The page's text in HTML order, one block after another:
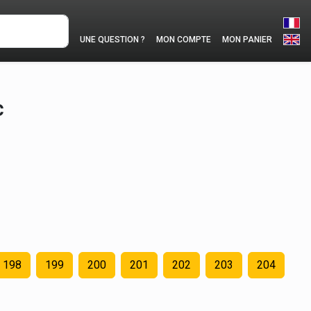
UNE QUESTION ? MON COMPTE MON PANIER
198 199 200 201 202 203 204